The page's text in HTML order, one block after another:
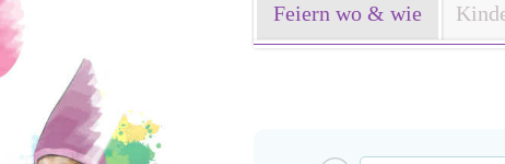
Feiern wo & wie